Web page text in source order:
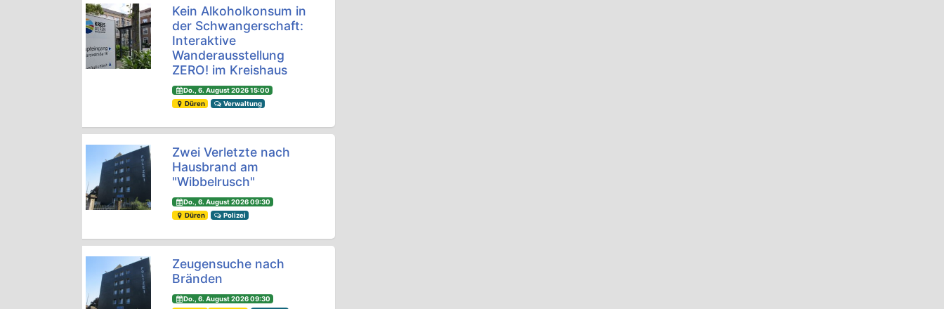
Kein Alkoholkonsum in
der Schwangerschaft:
Interaktive
Wanderausstellung
ZERO! im Kreishaus
Do., 6. August 2026 15:00
Düren
Verwaltung
Zwei Verletzte nach
Hausbrand am
"Wibbelrusch"
Do., 6. August 2026 09:30
Düren
Polizei
Zeugensuche nach
Bränden
Do., 6. August 2026 09:30